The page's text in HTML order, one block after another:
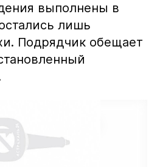
выполнены в
лишь
Подрядчик обещает